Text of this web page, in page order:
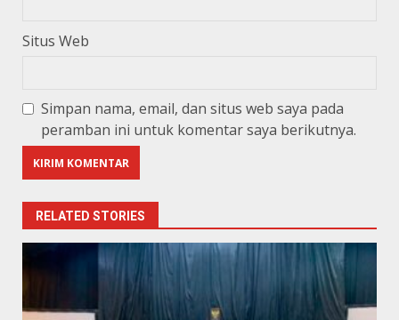
Situs Web
Simpan nama, email, dan situs web saya pada
peramban ini untuk komentar saya berikutnya.
RELATED STORIES